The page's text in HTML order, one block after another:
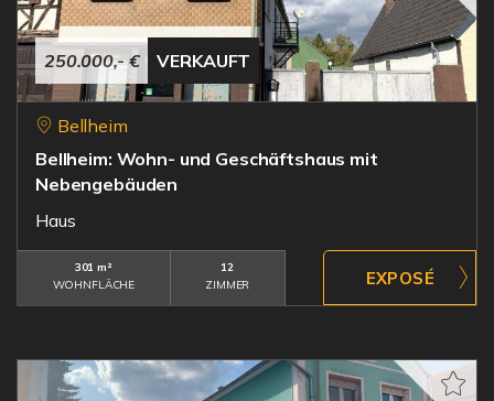
250.000,- € VERKAUFT
Bellheim
Bellheim: Wohn- und Geschäftshaus mit
Nebengebäuden
Haus
301 m²
WOHNFLÄCHE
12
ZIMMER